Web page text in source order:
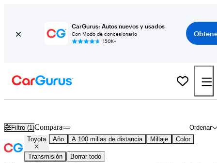
CarGurus: Autos nuevos y usados
Con Modo de concesionario
150K+
Filtro (1) Ordenar
Compara
Toyota Año A 100 millas de distancia Millaje Color
Transmisión Borrar todo